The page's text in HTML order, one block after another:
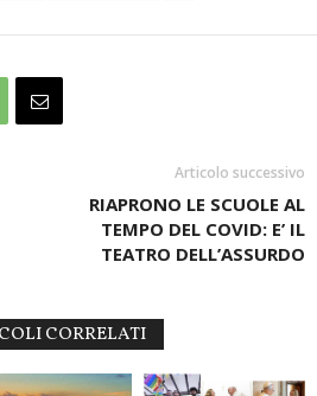
Articolo successivo
RIAPRONO LE SCUOLE AL
TEMPO DEL COVID: E’ IL
TEATRO DELL’ASSURDO
CORRELATI